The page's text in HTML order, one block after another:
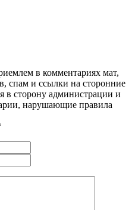
в комментариях мат,
спам и ссылки на сторонние
в сторону администрации и
нарушающие правила